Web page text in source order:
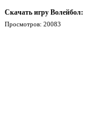
Скачать игру
Просмотров: 20083